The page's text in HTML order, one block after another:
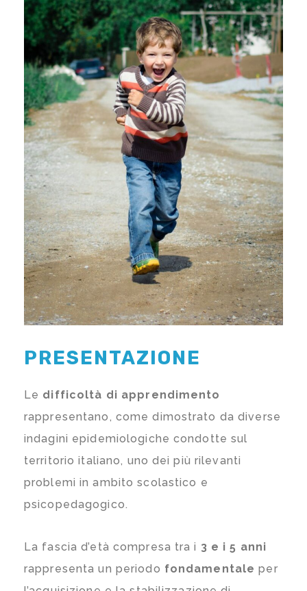
PRESENTAZIONE
Le difficoltà di apprendimento
rappresentano, come dimostrato da diverse
indagini epidemiologiche condotte sul
territorio italiano, uno dei più rilevanti
problemi in ambito scolastico e
psicopedagogico.
La fascia d’età compresa tra i 3 e i 5 anni
rappresenta un periodo fondamentale per